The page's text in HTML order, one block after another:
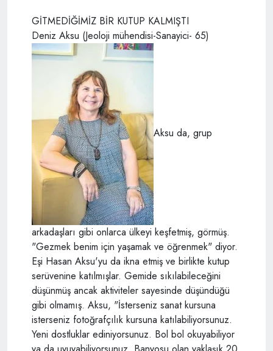
GİTMEDİĞİMİZ BİR KUTUP KALMIŞTI
Deniz Aksu (Jeoloji mühendisi-Sanayici- 65)
Aksu da, grup
arkadaşları gibi onlarca ülkeyi keşfetmiş, görmüş.
"Gezmek benim için yaşamak ve öğrenmek" diyor.
Eşi Hasan Aksu'yu da ikna etmiş ve birlikte kutup
serüvenine katılmışlar. Gemide sıkılabileceğini
düşünmüş ancak aktiviteler sayesinde düşündüğü
gibi olmamış. Aksu, "İsterseniz sanat kursuna
isterseniz fotoğrafçılık kursuna katılabiliyorsunuz.
Yeni dostluklar ediniyorsunuz. Bol bol okuyabiliyor